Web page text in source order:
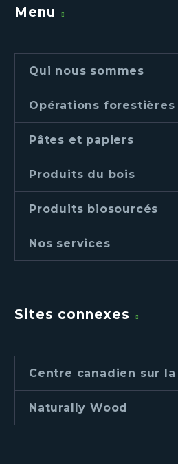
Menu
Qui nous sommes
Opérations forestières
Pâtes et papiers
Produits du bois
Produits biosourcés
Nos services
Sites connexes
Centre canadien sur
Naturally Wood